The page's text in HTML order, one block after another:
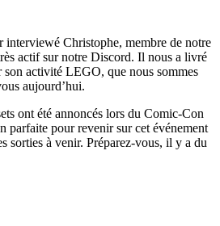
interviewé Christophe, membre de notre
actif sur notre Discord. Il nous a livré
son activité LEGO, que nous sommes
aujourd’hui.
ont été annoncés lors du Comic-Con
parfaite pour revenir sur cet événement
sorties à venir. Préparez-vous, il y a du